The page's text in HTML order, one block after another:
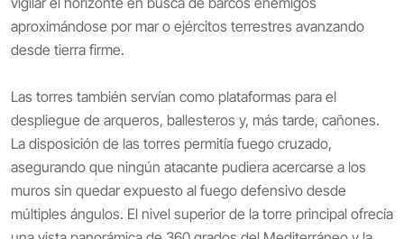
aproximándose por mar o ejércitos terrestres avanzando
desde tierra firme.
Las torres también servían como plataformas para el
despliegue de arqueros, ballesteros y, más tarde, cañones.
La disposición de las torres permitía fuego cruzado,
asegurando que ningún atacante pudiera acercarse a los
muros sin quedar expuesto al fuego defensivo desde
múltiples ángulos. El nivel superior de la torre principal ofrecía